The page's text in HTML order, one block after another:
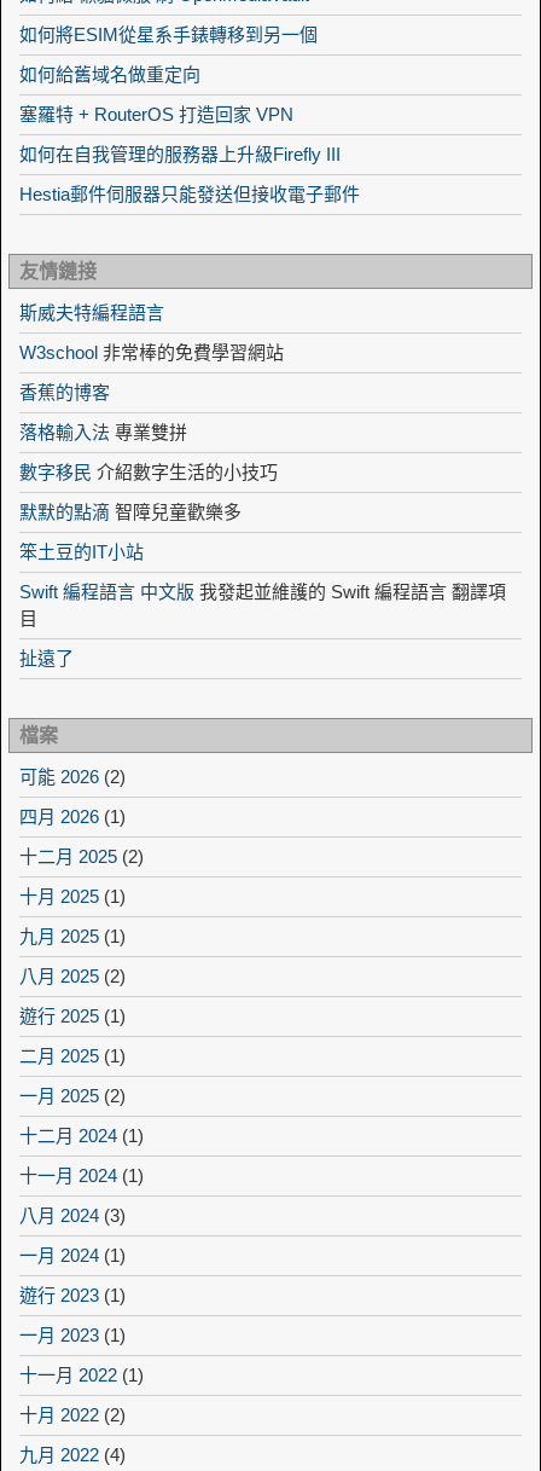
如何將ESIM從星系手錶轉移到另一個
如何給舊域名做重定向
塞羅特 + RouterOS 打造回家 VPN
如何在自我管理的服務器上升級Firefly III
Hestia郵件伺服器只能發送但接收電子郵件
友情鏈接
斯威夫特編程語言
W3school 非常棒的免費學習網站
香蕉的博客
落格輸入法 專業雙拼
數字移民 介紹數字生活的小技巧
默默的點滴 智障兒童歡樂多
笨土豆的IT小站
Swift 編程語言 中文版 我發起並維護的 Swift 編程語言 翻譯項
目
扯遠了
檔案
可能 2026 (2)
四月 2026 (1)
十二月 2025 (2)
十月 2025 (1)
九月 2025 (1)
八月 2025 (2)
遊行 2025 (1)
二月 2025 (1)
一月 2025 (2)
十二月 2024 (1)
十一月 2024 (1)
八月 2024 (3)
一月 2024 (1)
遊行 2023 (1)
一月 2023 (1)
十一月 2022 (1)
十月 2022 (2)
九月 2022 (4)